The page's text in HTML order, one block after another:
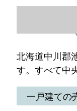
北海道中川郡
す。すべて中
一戸建ての